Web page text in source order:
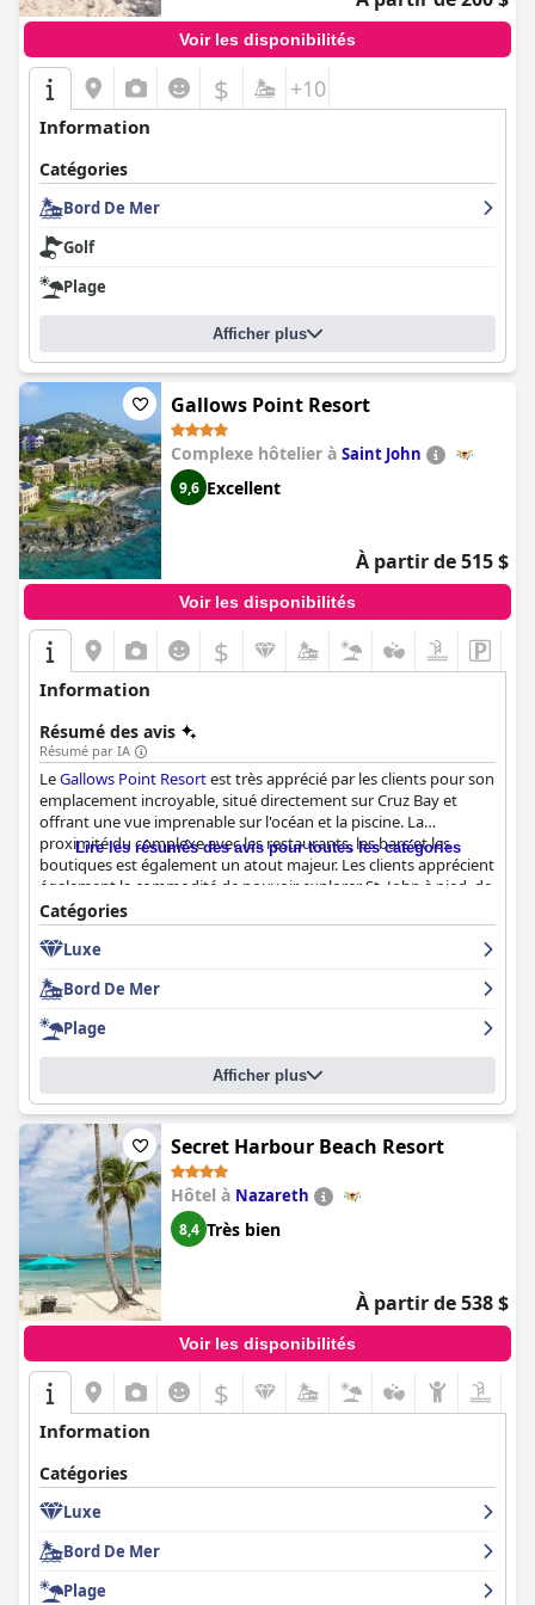
Voir les disponibilités
$ +10
Information
Catégories
Bord De Mer
Golf
Plage
Afficher plus
Gallows Point Resort
Complexe hôtelier à Saint John
9,6 Excellent
À partir de 515 $
Voir les disponibilités
$
Information
Résumé des avis
Résumé par IA
LeGallows Point Resortest très apprécié par les clients pour son
emplacement incroyable, situé directement sur Cruz Bay et
offrant une vue imprenable sur l'océan et la piscine. La
proximité du complexe avec les restaurants, les bars et les
boutiques est également un atout majeur. Les clients apprécient
également la commodité de pouvoir explorer St. John à pied, de
nombreux points d'intérêt locaux étant à seulement cinq
minutes de marche. Le personnel duGallows Point Resortest
exceptionnel, chaque membre se surpassant pour garantir aux
d'éloges sur le personnel amical et courtois, en particulier le
personnel de conciergerie qui fournit un service et une
assistance exceptionnels. Bien qu'il puisse y avoir des lacunes
occasionnelles en matière d'efficacité, la grande majorité des
clients s'accordent à dire que le personnel est accueillant et
professionnel. Dans l'ensemble, leGallows Point Resortest
fortement recommandé pour son emplacement idéal et son
personnel exceptionnel.
Lire les résumés des avis pour toutes les catégories
Catégories
Luxe
Bord De Mer
Plage
Afficher plus
Secret Harbour Beach Resort
Hôtel à Nazareth
8,4 Très bien
À partir de 538 $
Voir les disponibilités
$
Information
Catégories
Luxe
Bord De Mer
Plage